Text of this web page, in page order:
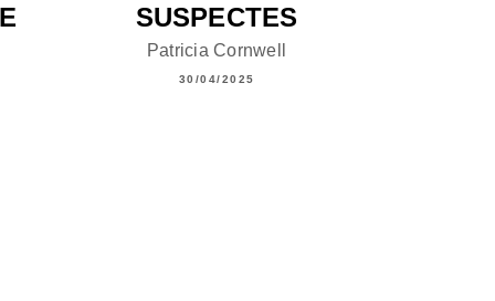
SUSPECTES
Patricia Cornwell
30/04/2025